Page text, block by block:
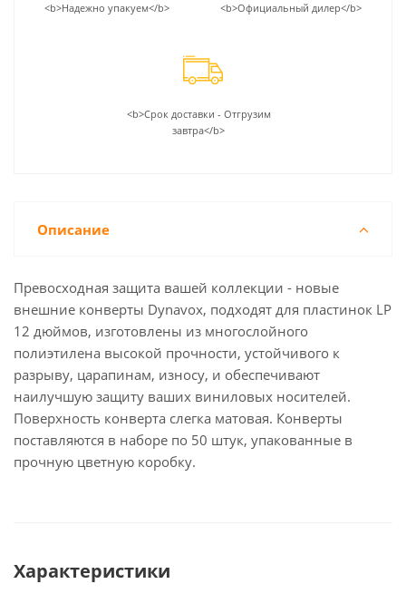
<b>Надежно упакуем</b> <b>Официальный дилер</b>
<b>Срок доставки - Отгрузим
завтра</b>
Описание
Превосходная защита вашей коллекции - новые
внешние конверты Dynavox, подходят для пластинок LP
12 дюймов, изготовлены из многослойного
полиэтилена высокой прочности, устойчивого к
разрыву, царапинам, износу, и обеспечивают
наилучшую защиту ваших виниловых носителей.
Поверхность конверта слегка матовая. Конверты
поставляются в наборе по 50 штук, упакованные в
прочную цветную коробку.
Характеристики